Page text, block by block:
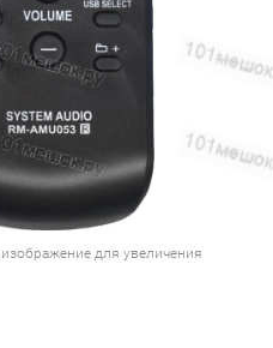
для увеличения